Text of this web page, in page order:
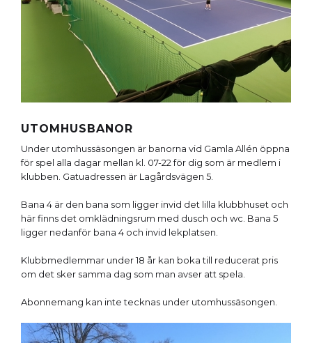
UTOMHUSBANOR
Under utomhussäsongen är banorna vid Gamla Allén öppna
för spel alla dagar mellan kl. 07-22 för dig som är medlem i
klubben. Gatuadressen är Lagårdsvägen 5.
Bana 4 är den bana som ligger invid det lilla klubbhuset och
här finns det omklädningsrum med dusch och wc. Bana 5
ligger nedanför bana 4 och invid lekplatsen.
Klubbmedlemmar under 18 år kan boka till reducerat pris
om det sker samma dag som man avser att spela.
Abonnemang kan inte tecknas under utomhussäsongen.